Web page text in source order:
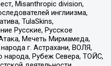
Misanthropic division,
инглиизма,
TulaSkins,
Русские, Русское
Мечеть Мирмамеда,
г. Астрахани, ВОЛЯ,
народа, Рубеж Севера, ТОЙС,